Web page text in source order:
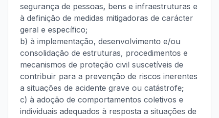
segurança de pessoas, bens e infraestruturas e
à definição de medidas mitigadoras de carácter
geral e específico;
b) à implementação, desenvolvimento e/ou
consolidação de estruturas, procedimentos e
mecanismos de proteção civil suscetíveis de
contribuir para a prevenção de riscos inerentes
a situações de acidente grave ou catástrofe;
c) à adoção de comportamentos coletivos e
individuais adequados à resposta a situações de